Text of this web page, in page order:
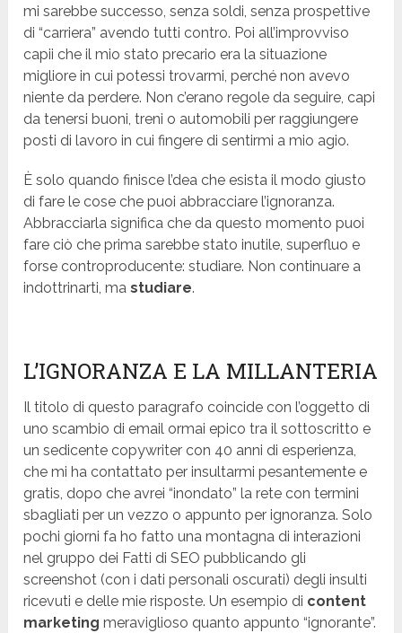
mi sarebbe successo, senza soldi, senza prospettive
di “carriera” avendo tutti contro. Poi all’improvviso
capii che il mio stato precario era la situazione
migliore in cui potessi trovarmi, perché non avevo
niente da perdere. Non c’erano regole da seguire, capi
da tenersi buoni, treni o automobili per raggiungere
posti di lavoro in cui fingere di sentirmi a mio agio.
È solo quando finisce l’dea che esista il modo giusto
di fare le cose che puoi abbracciare l’ignoranza.
Abbracciarla significa che da questo momento puoi
fare ciò che prima sarebbe stato inutile, superfluo e
forse controproducente: studiare. Non continuare a
indottrinarti, mastudiare.
L’IGNORANZA E LA MILLANTERIA
Il titolo di questo paragrafo coincide con l’oggetto di
uno scambio di email ormai epico tra il sottoscritto e
un sedicente copywriter con 40 anni di esperienza,
che mi ha contattato per insultarmi pesantemente e
gratis, dopo che avrei “inondato” la rete con termini
sbagliati per un vezzo o appunto per ignoranza. Solo
pochi giorni fa ho fatto una montagna di interazioni
nel gruppo dei Fatti di SEO pubblicando gli
screenshot (con i dati personali oscurati) degli insulti
ricevuti e delle mie risposte. Un esempio di content
marketing meraviglioso quanto appunto “ignorante”.